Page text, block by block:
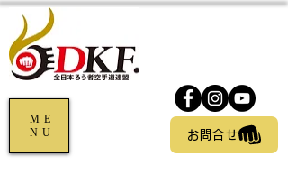
ME
NU
お問合せ